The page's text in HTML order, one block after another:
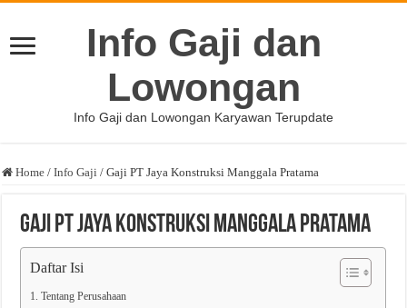
Info Gaji dan
Lowongan
Info Gaji dan Lowongan Karyawan Terupdate
Home / Info Gaji / Gaji PT Jaya Konstruksi Manggala Pratama
Gaji PT Jaya Konstruksi Manggala Pratama
Daftar Isi
Tentang Perusahaan